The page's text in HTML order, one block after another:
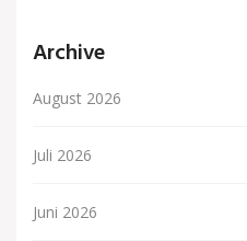
Archive
August 2026
Juli 2026
Juni 2026